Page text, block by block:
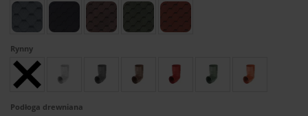
Rynny
Podłoga drewniana